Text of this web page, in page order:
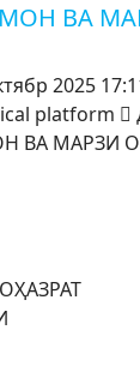
ВА
2025
platform
ВА МАРЗИ